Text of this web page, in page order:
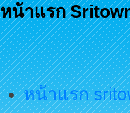
หน้าแรก
หน้าแรก